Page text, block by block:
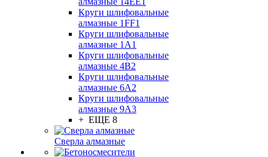
Круги шлифовальные
алмазные 1FF1
Круги шлифовальные
алмазные 1А1
Круги шлифовальные
алмазные 4В2
Круги шлифовальные
алмазные 6A2
Круги шлифовальные
алмазные 9А3
+ ЕЩЕ 8
Сверла алмазные